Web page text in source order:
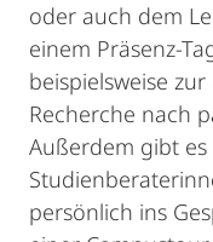
oder auch dem
einem Präsenz-
beispielsweise
Recherche nach
Außerdem gibt
persönlich ins